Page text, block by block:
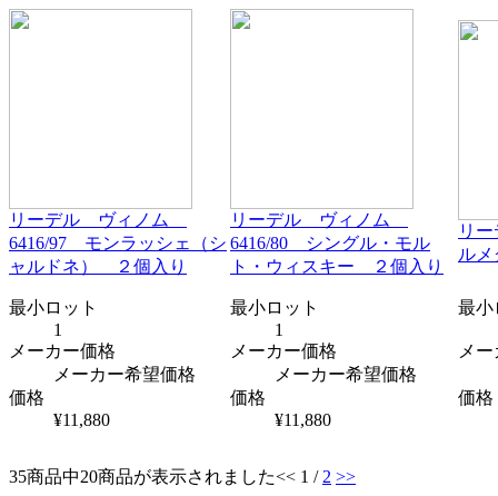
リーデル ヴィノム
6416/97 モンラッシェ（シ
ャルドネ） ２個入り
リーデル ヴィノム
6416/80 シングル・モル
ト・ウィスキー ２個入り
リ
ル
最小ロット
1
メーカー価格
メーカー希望価格
価格
¥11,880
最小ロット
1
メーカー価格
メーカー希望価格
価格
¥11,880
最小
メ
価格
35商品中20商品が表示されました<< 1 / 2 >>